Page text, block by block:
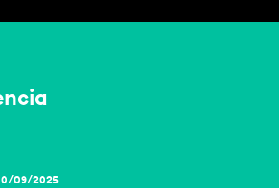
09/2025